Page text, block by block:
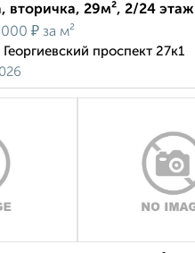
вторичка, 29м², 2/24 этаж
₽ за м²
проспект 27к1